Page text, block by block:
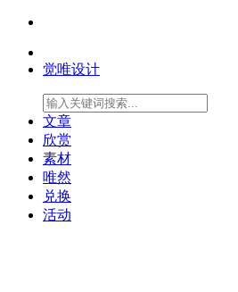
觉唯设计
文章
欣赏
素材
唯然
兑换
活动